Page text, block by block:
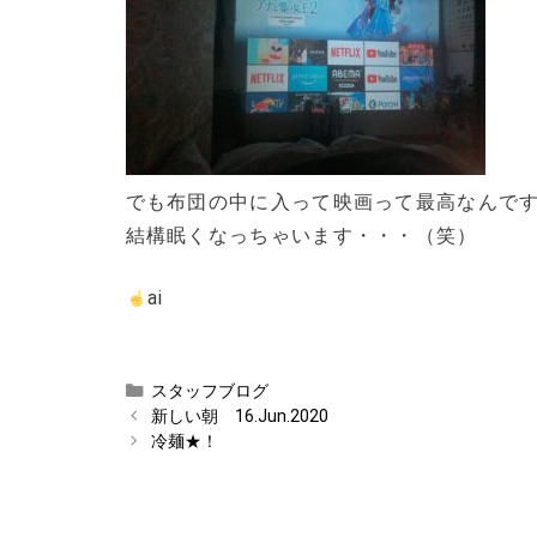
でも布団の中に入って映画って最高なんで
結構眠くなっちゃいます・・・（笑）
ai
カ
テ
ゴ
スタッフブログ
新しい朝 16.Jun.2020
冷麺★！